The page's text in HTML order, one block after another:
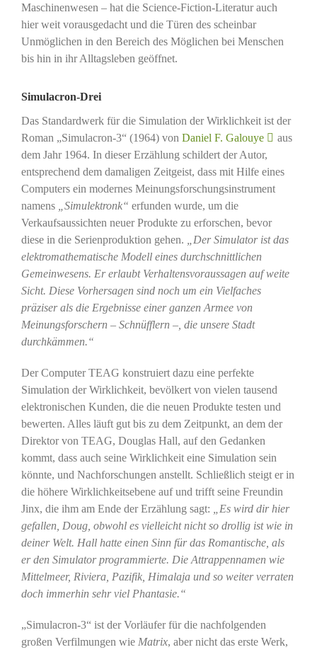
Maschinenwesen – hat die Science-Fiction-Literatur auch
hier weit vorausgedacht und die Türen des scheinbar
Unmöglichen in den Bereich des Möglichen bei Menschen
bis hin in ihr Alltagsleben geöffnet.
Simulacron-Drei
Das Standardwerk für die Simulation der Wirklichkeit ist der
Roman „Simulacron-3“ (1964) von Daniel F. Galouye
aus
dem Jahr 1964. In dieser Erzählung schildert der Autor,
entsprechend dem damaligen Zeitgeist, dass mit Hilfe eines
Computers ein modernes Meinungsforschungsinstrument
namens
„Simulektronk“ erfunden wurde, um die
Verkaufsaussichten neuer Produkte zu erforschen, bevor
diese in die Serienproduktion gehen.
„Der Simulator ist das
elektromathematische Modell eines durchschnittlichen
Gemeinwesens. Er erlaubt Verhaltensvoraussagen auf weite
Sicht. Diese Vorhersagen sind noch um ein Vielfaches
präziser als die Ergebnisse einer ganzen Armee von
Meinungsforschern – Schnüfflern –, die unsere Stadt
durchkämmen.“
Der Computer TEAG konstruiert dazu eine perfekte
Simulation der Wirklichkeit, bevölkert von vielen tausend
elektronischen Kunden, die die neuen Produkte testen und
bewerten. Alles läuft gut bis zu dem Zeitpunkt, an dem der
Direktor von TEAG, Douglas Hall, auf den Gedanken
kommt, dass auch seine Wirklichkeit eine Simulation sein
könnte, und Nachforschungen anstellt. Schließlich steigt er in
die höhere Wirklichkeitsebene auf und trifft seine Freundin
Jinx, die ihm am Ende der Erzählung sagt:
„Es wird dir hier
gefallen, Doug, obwohl es vielleicht nicht so drollig ist wie in
deiner Welt. Hall hatte einen Sinn für das Romantische, als
er den Simulator programmierte. Die Attrappennamen wie
Mittelmeer, Riviera, Pazifik, Himalaja und so weiter verraten
doch immerhin sehr viel Phantasie.“
„Simulacron-3“ ist der Vorläufer für die nachfolgenden
großen Verfilmungen wie Matrix, aber nicht das erste Werk,